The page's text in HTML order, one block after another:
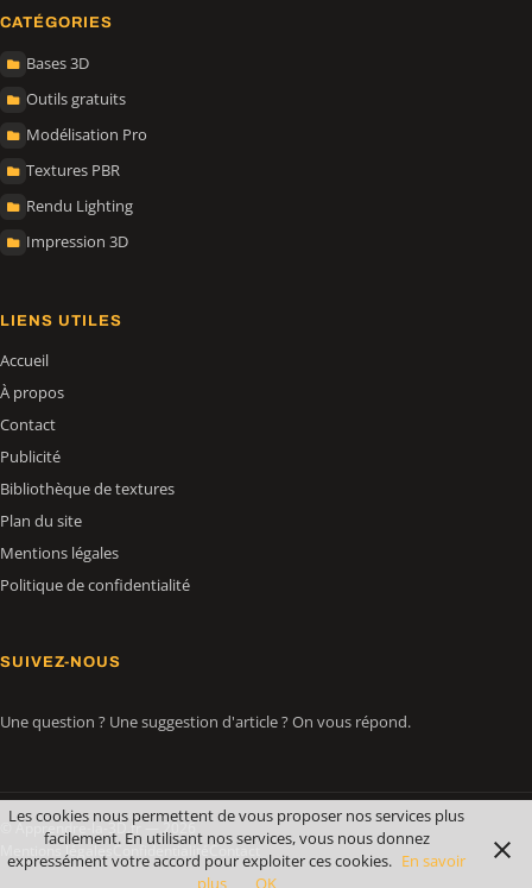
CATÉGORIES
Bases 3D
Outils gratuits
Modélisation Pro
Textures PBR
Rendu Lighting
Impression 3D
LIENS UTILES
Accueil
À propos
Contact
Publicité
Bibliothèque de textures
Plan du site
Mentions légales
Politique de confidentialité
SUIVEZ-NOUS
Une question ? Une suggestion d'article ? On vous répond.
© Apprendre-la-3D.fr — 2026
Mentions légalesConfidentialitéContact
Les cookies nous permettent de vous proposer nos services plus
facilement. En utilisant nos services, vous nous donnez
expressément votre accord pour exploiter ces cookies. En savoir
plus
OK